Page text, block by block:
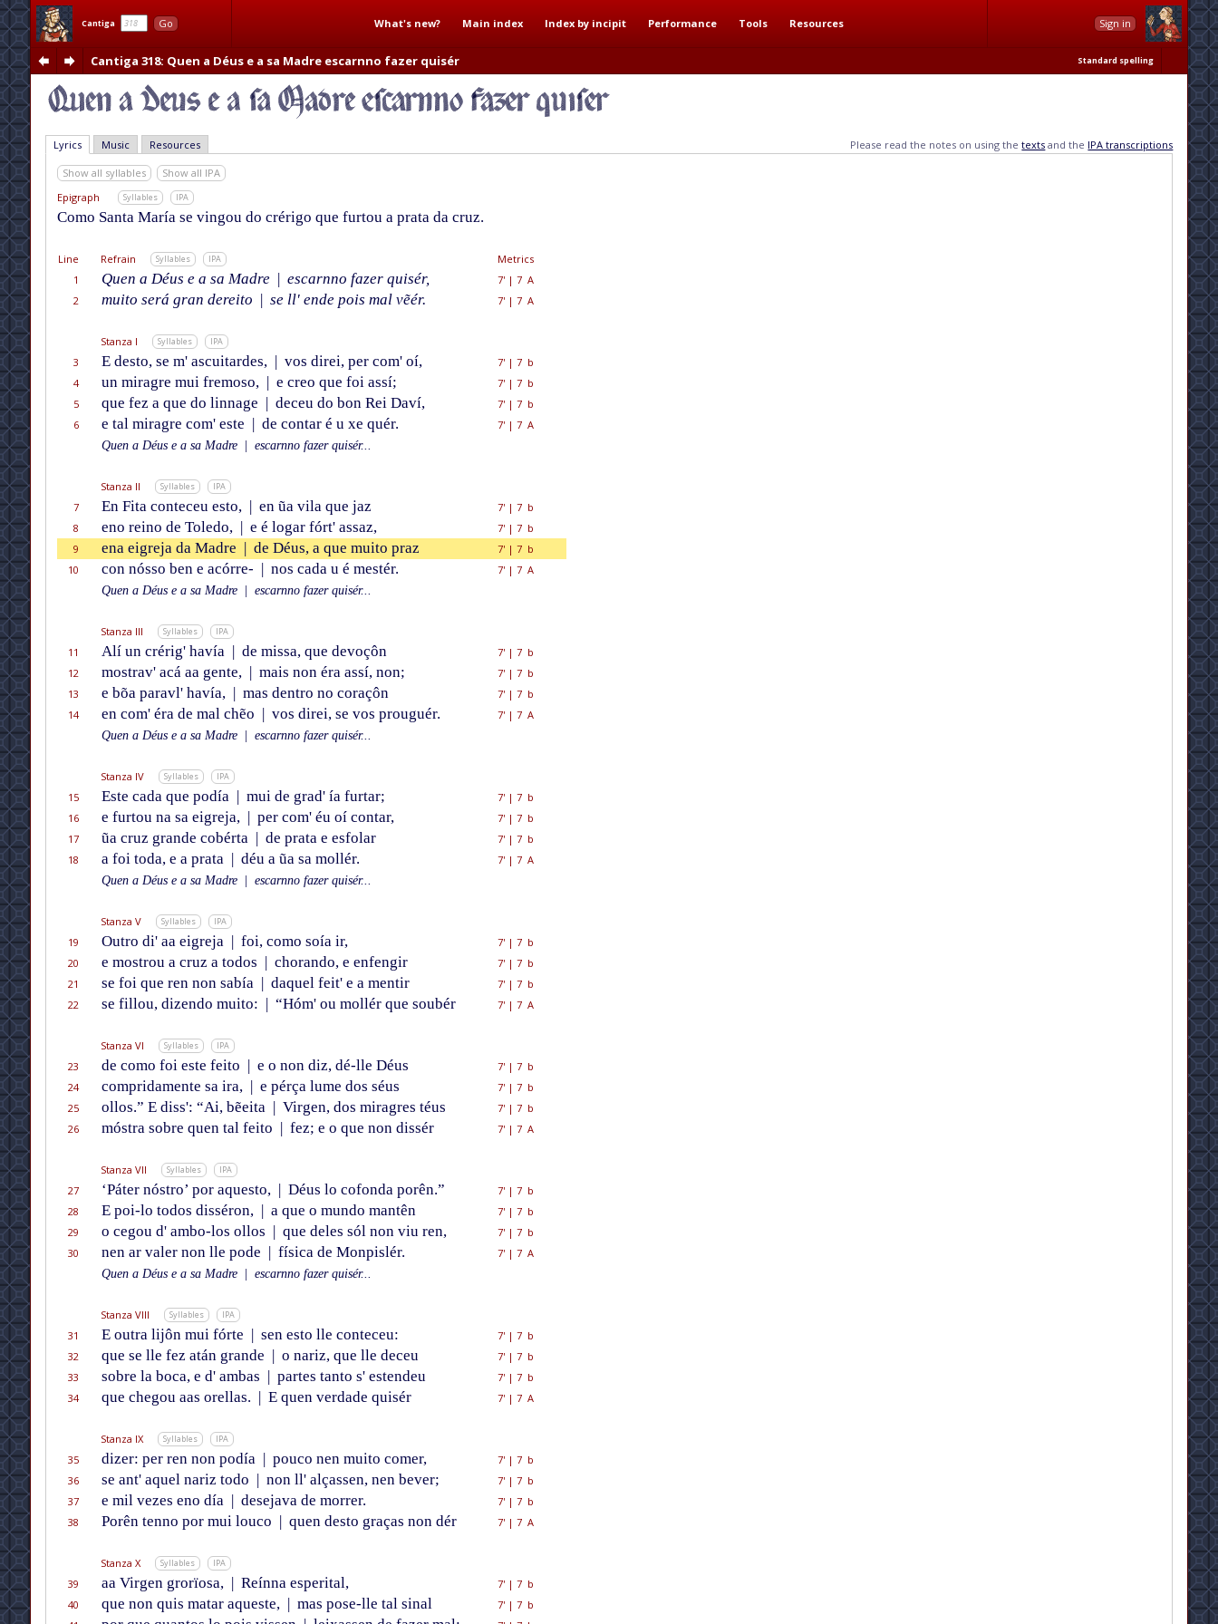
Cantiga Go What's new? Main index Index by incipit Performance Tools Resources Sign in
Cantiga 318: Quen a Déus e a sa Madre escarnno fazer quisér Standard spelling
Lyrics Music Resources Please read the notes on using thetexts and the IPA transcriptions
Show all syllables
Show all IPA
Epigraph
Syllables IPA
Como Santa María se vingou do crérigo que furtou a prata da cruz.
Line Refrain Syllables IPA
Metrics
1
Quen a Déus e a sa Madre | escarnno fazer quisér, 7'| 7 A
2
muito será gran dereito | se ll' ende pois mal vẽér. 7'| 7 A
Stanza I Syllables IPA
3 E desto, se m' ascuitardes, | vos direi, per com' oí, 7'| 7 b
4
un miragre mui fremoso, | e creo que foi assí; 7'| 7 b
5
que fez a que do linnage | deceu do bon Rei Daví, 7'| 7 b
6
e tal miragre com' este | de contar é u xe quér. 7'| 7 A
Quen a Déus e a sa Madre
escarnno fazer quisér...
Stanza II Syllables IPA
7 En Fita conteceu esto, | en ũa vila que jaz 7'| 7 b
8
eno reino de Toledo, | e é logar fórt' assaz, 7'| 7 b
9
ena eigreja da Madre | de Déus, a que muito praz 7'| 7 b
10
con nósso ben e acórre- | nos cada u é mestér. 7'| 7 A
Quen a Déus e a sa Madre
escarnno fazer quisér...
Stanza III Syllables IPA
11 Alí un crérig' havía | de missa, que devoçôn 7'| 7 b
12
mostrav' acá aa gente, | mais non éra assí, non; 7'| 7 b
13
e bõa paravl' havía, | mas dentro no coraçôn 7'| 7 b
14
en com' éra de mal chẽo | vos direi, se vos prouguér. 7'| 7 A
Quen a Déus e a sa Madre
escarnno fazer quisér...
Stanza IV Syllables IPA
15 Este cada que podía | mui de grad' ía furtar; 7'| 7 b
16
e furtou na sa eigreja, | per com' éu oí contar, 7'| 7 b
17
ũa cruz grande cobérta | de prata e esfolar 7'| 7 b
18
a foi toda, e a prata | déu a ũa sa mollér. 7'| 7 A
Quen a Déus e a sa Madre
escarnno fazer quisér...
Stanza V Syllables IPA
19 Outro di' aa eigreja | foi, como soía ir, 7'| 7 b
20
e mostrou a cruz a todos | chorando, e enfengir 7'| 7 b
21
se foi que ren non sabía | daquel feit' e a mentir 7'| 7 b
22
se fillou, dizendo muito: | “Hóm' ou mollér que soubér 7'| 7 A
Stanza VI Syllables IPA
23 de como foi este feito | e o non diz, dé-lle Déus 7'| 7 b
24
compridamente sa ira, | e pérça lume dos séus 7'| 7 b
25
ollos.” E diss': “Ai, bẽeita | Virgen, dos miragres téus 7'| 7 b
26
móstra sobre quen tal feito | fez; e o que non dissér 7'| 7 A
Stanza VII Syllables IPA
27 ‘Páter nóstro’ por aquesto, | Déus lo cofonda porên.” 7'| 7 b
28
E poi-lo todos disséron, | a que o mundo mantên 7'| 7 b
29
o cegou d' ambo-los ollos | que deles sól non viu ren, 7'| 7 b
30
nen ar valer non lle pode | física de Monpislér. 7'| 7 A
Quen a Déus e a sa Madre
escarnno fazer quisér...
Stanza VIII Syllables IPA
31 E outra lijôn mui fórte | sen esto lle conteceu: 7'| 7 b
32
que se lle fez atán grande | o nariz, que lle deceu 7'| 7 b
33
sobre la boca, e d' ambas | partes tanto s' estendeu 7'| 7 b
34
que chegou aas orellas. | E quen verdade quisér 7'| 7 A
Stanza IX Syllables IPA
35 dizer: per ren non podía | pouco nen muito comer, 7'| 7 b
36
se ant' aquel nariz todo | non ll' alçassen, nen bever; 7'| 7 b
37
e mil vezes eno día | desejava de morrer. 7'| 7 b
38
Porên tenno por mui louco | quen desto graças non dér 7'| 7 A
Stanza X Syllables IPA
39 aa Virgen grorïosa, | Reínna esperital, 7'| 7 b
40
que non quis matar aqueste, | mas pose-lle tal sinal 7'| 7 b